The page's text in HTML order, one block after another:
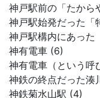
神戸駅前の「たから
神戸駅始発だった「
神戸駅構内にあった
神有電車 (6)
神有電車（という呼
神鉄の終点だった湊
神鉄菊水山駅 (4)